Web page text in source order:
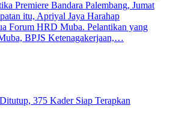
Premiere Bandara Palembang, Jumat
itu, Apriyal Jaya Harahap
Forum HRD Muba. Pelantikan yang
BPJS Ketenagakerjaan,…